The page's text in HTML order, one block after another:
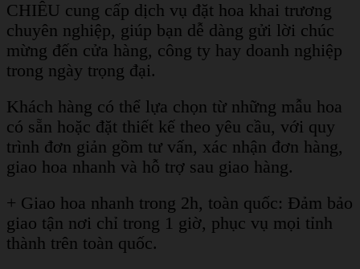
CHIÊU cung cấp dịch vụ đặt hoa khai trương
chuyên nghiệp, giúp bạn dễ dàng gửi lời chúc
mừng đến cửa hàng, công ty hay doanh nghiệp
trong ngày trọng đại.
Khách hàng có thể lựa chọn từ những mẫu hoa
có sẵn hoặc đặt thiết kế theo yêu cầu, với quy
trình đơn giản gồm tư vấn, xác nhận đơn hàng,
giao hoa nhanh và hỗ trợ sau giao hàng.
+ Giao hoa nhanh trong 2h, toàn quốc: Đảm bảo
giao tận nơi chỉ trong 1 giờ, phục vụ mọi tỉnh
thành trên toàn quốc.